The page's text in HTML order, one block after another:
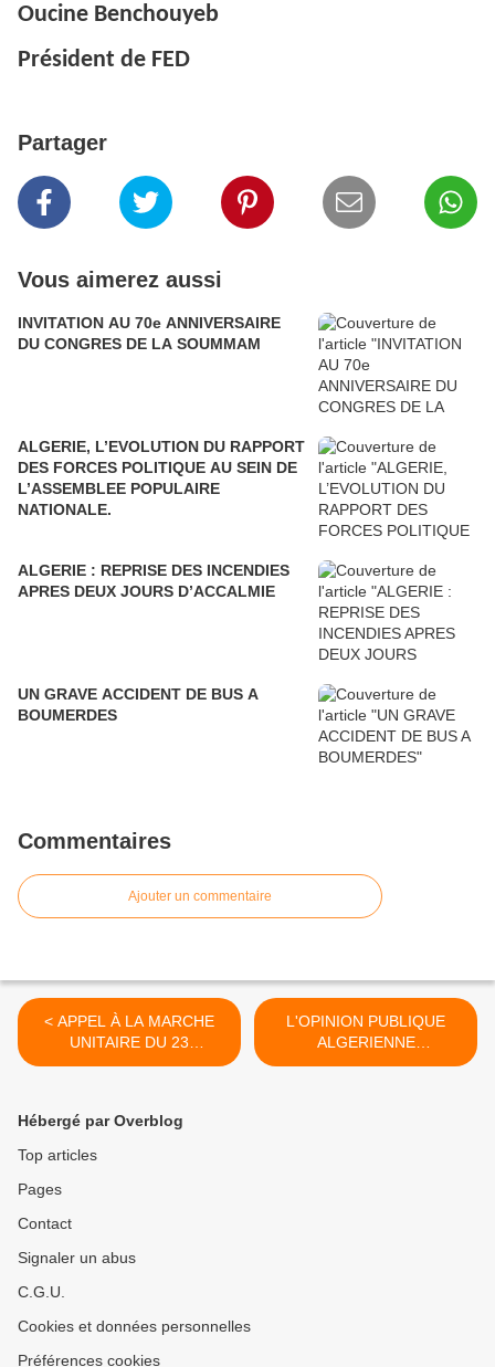
Oucine Benchouyeb
Président de FED
Partager
Vous aimerez aussi
INVITATION AU 70e ANNIVERSAIRE
DU CONGRES DE LA SOUMMAM
ALGERIE, L’EVOLUTION DU RAPPORT
DES FORCES POLITIQUE AU SEIN DE
L’ASSEMBLEE POPULAIRE
NATIONALE.
ALGERIE : REPRISE DES INCENDIES
APRES DEUX JOURS D’ACCALMIE
UN GRAVE ACCIDENT DE BUS A
BOUMERDES
Commentaires
Ajouter un commentaire
< APPEL À LA MARCHE
UNITAIRE DU 23
SEPTEMBRE
L'OPINION PUBLIQUE
ALGERIENNE
AUJOURD'HUI >
Hébergé par Overblog
Top articles
Pages
Contact
Signaler un abus
C.G.U.
Cookies et données personnelles
Préférences cookies